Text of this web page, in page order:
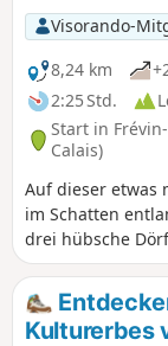
Visorando-
8,24 km
2:25 Std.
Start in
Calais)
Auf dieser etwas
im Schatten
drei hübsche
weißem Stein.
befindet sich
dienstags
Kulturerbes